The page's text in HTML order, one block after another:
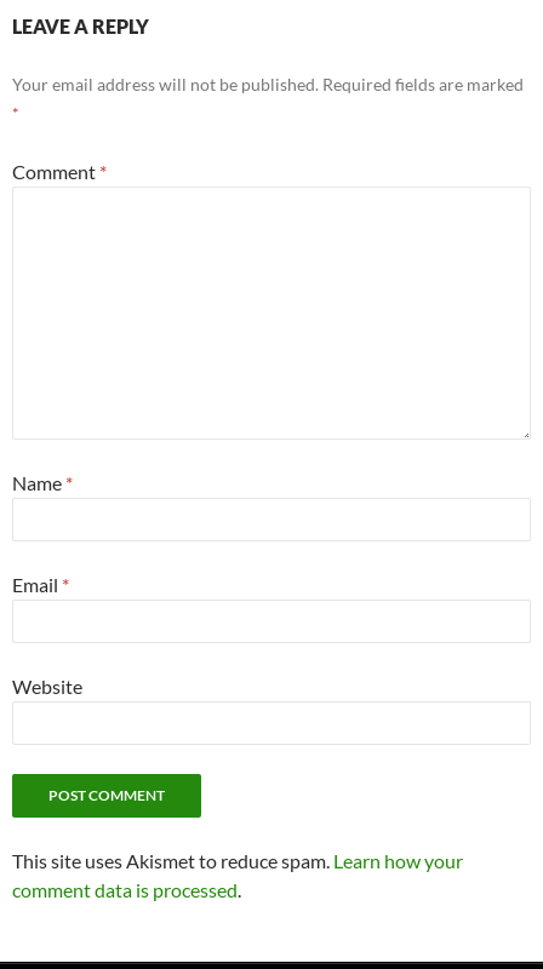
LEAVE A REPLY
Your email address will not be published. Required fields are marked
*
Comment *
Name *
Email *
Website
This site uses Akismet to reduce spam. Learn how your
comment data is processed.